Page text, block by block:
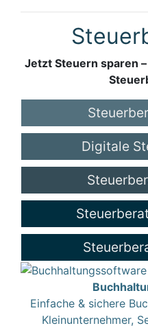
Jetzt Steuern sparen
Digitale
Einfache & sichere
Kleinunternehmer,